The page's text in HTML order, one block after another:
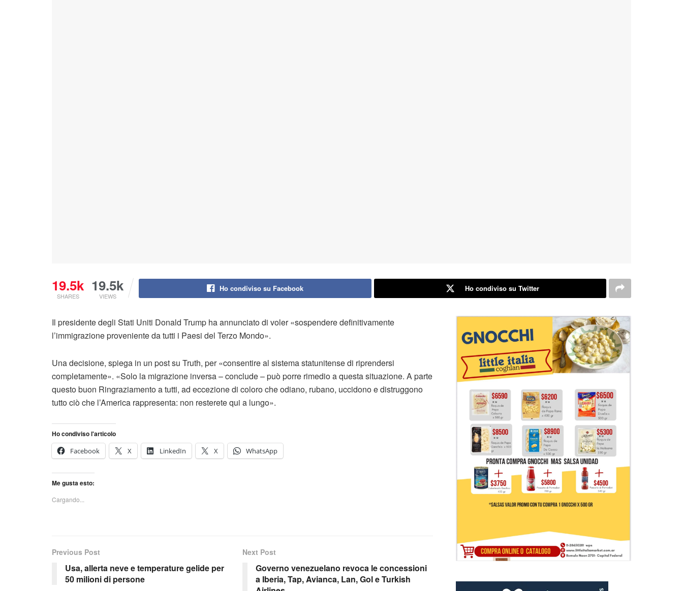
19.5k
SHARES
19.5k
VIEWS
Ho condiviso su Facebook Ho condiviso su Twitter
Il presidente degli Stati Uniti Donald Trump ha annunciato di voler «sospendere definitivamente
l’immigrazione proveniente da tutti i Paesi del Terzo Mondo».
Una decisione, spiega in un post su Truth, per «consentire al sistema statunitense di riprendersi
completamente». «Solo la migrazione inversa – conclude – può porre rimedio a questa situazione. A parte
questo buon Ringraziamento a tutti, ad eccezione di coloro che odiano, rubano, uccidono e distruggono
tutto ciò che l’America rappresenta: non resterete qui a lungo».
Ho condiviso l'articolo
Facebook
X LinkedIn X WhatsApp
Me gusta esto:
Cargando...
Previous Post
Usa, allerta neve e temperature gelide per
50 milioni di persone
Next Post
Governo venezuelano revoca le concessioni
a Iberia, Tap, Avianca, Lan, Gol e Turkish